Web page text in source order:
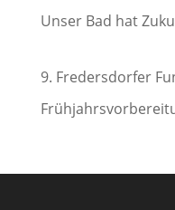
Unser Bad hat
9. Fredersdorfer